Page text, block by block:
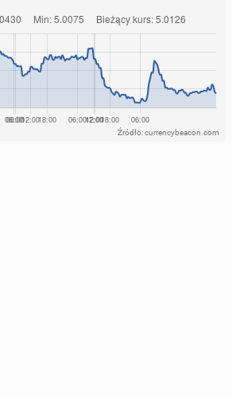
Źródło: currencybeacon.com